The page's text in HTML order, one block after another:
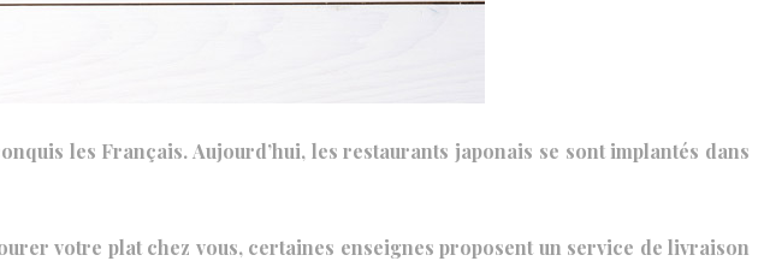
les Français. Aujourd’hui, les restaurants japonais se sont implantés dans
votre plat chez vous, certaines enseignes proposent un service de livraison